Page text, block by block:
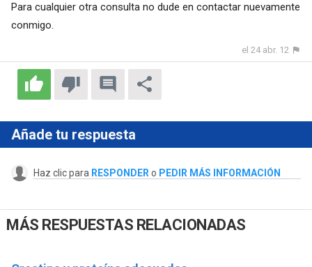
Para cualquier otra consulta no dude en contactar nuevamente
conmigo.
el 24 abr. 12
Añade tu respuesta
Haz clic para RESPONDER o PEDIR MÁS INFORMACIÓN
MÁS RESPUESTAS RELACIONADAS